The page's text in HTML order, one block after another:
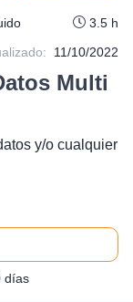
3.5 h
11/10/2022
Multi
y/o cualquier
días